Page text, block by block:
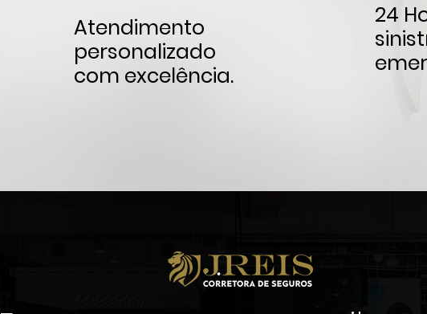
Atendimento
personalizado
com excelência.
24